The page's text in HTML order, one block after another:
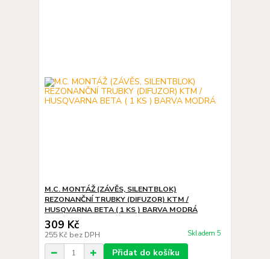
M.C. MONTÁŽ (ZÁVĚS, SILENTBLOK)
REZONANČNÍ TRUBKY (DIFUZOR) KTM /
HUSQVARNA BETA ( 1 KS ) BARVA MODRÁ
309 Kč
255 Kč bez DPH Skladem 5
Přidat do košíku